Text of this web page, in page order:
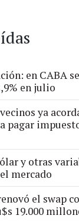
en CABA se
en julio
ya
pagar
y otras
mercado
el swap
19.000